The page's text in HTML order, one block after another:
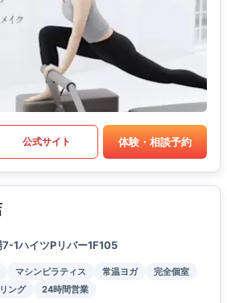
公式サイト 体験・相談予約
1ハイツPリバー1F105
マシンピラティス 常温ヨガ
完全個室
ング 24時間営業